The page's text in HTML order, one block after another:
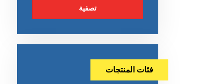
تصفية
فئات المنتجات